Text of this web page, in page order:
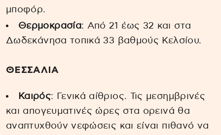
μποφόρ.
Θερμοκρασία: Από 21 έως 32 και στα
Δωδεκάνησα τοπικά 33 βαθμούς Κελσίου.
ΘΕΣΣΑΛΙΑ
Καιρός: Γενικά αίθριος. Τις μεσημβρινές
και απογευματινές ώρες στα ορεινά θα
αναπτυχθούν νεφώσεις και είναι πιθανό να